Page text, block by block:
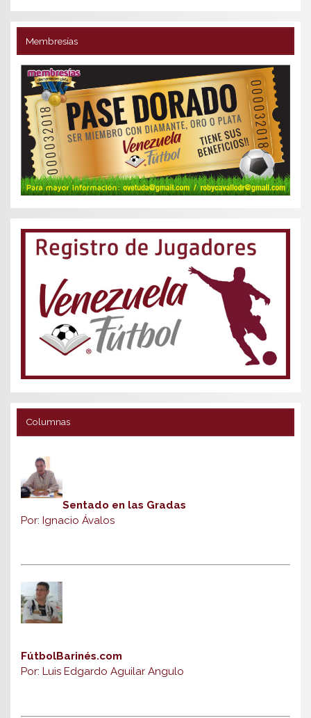
Membresías
Columnas
Sentado en las Gradas
Por: Ignacio Ávalos
FútbolBarinés.com
Por: Luis Edgardo Aguilar Angulo